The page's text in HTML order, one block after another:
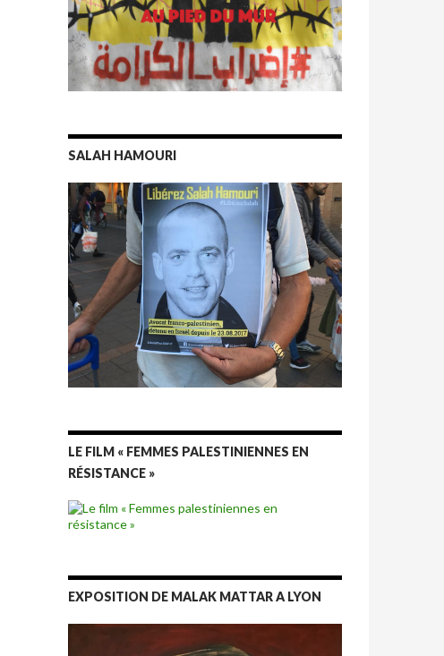
SALAH HAMOURI
LE FILM « FEMMES PALESTINIENNES EN
RÉSISTANCE »
EXPOSITION DE MALAK MATTAR A LYON